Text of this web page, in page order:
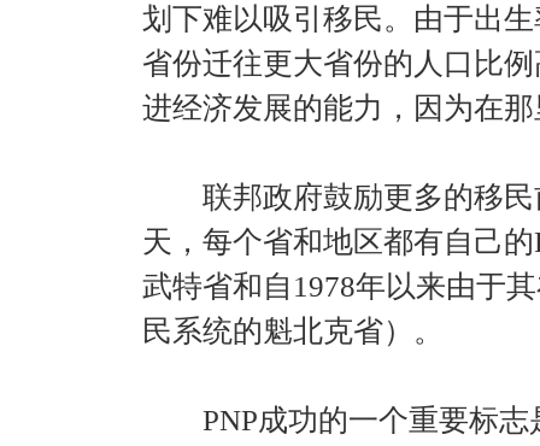
划下难以吸引移民。由于出
省份迁往更大省份的人口比
进经济发展的能力，因为在
联邦政府鼓励更多的移民
天，每个省和地区都有自己
武特省和自1978年以来由于
民系统的魁北克省）。
PNP成功的一个重要标志